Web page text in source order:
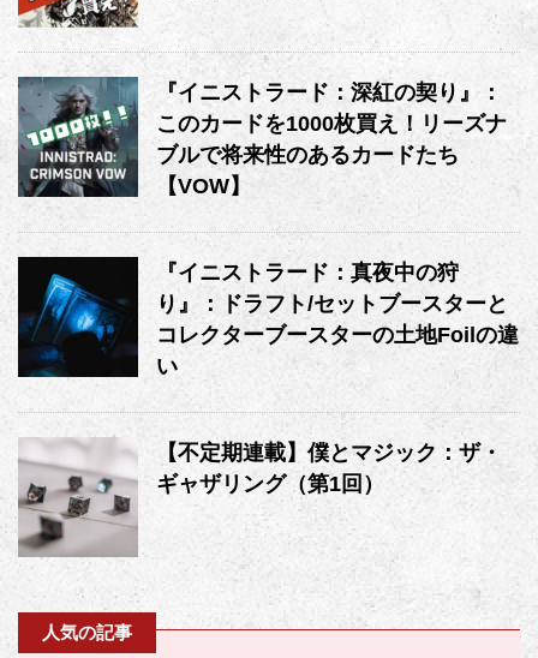
『イニストラード：深紅の契り』：
このカードを1000枚買え！リーズナ
ブルで将来性のあるカードたち
【VOW】
『イニストラード：真夜中の狩
り』：ドラフト/セットブースターと
コレクターブースターの土地Foilの違
い
【不定期連載】僕とマジック：ザ・
ギャザリング（第1回）
人気の記事